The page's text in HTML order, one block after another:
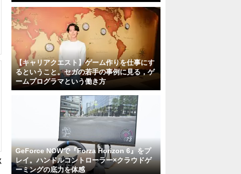
【キャリアクエスト】ゲーム作りを仕事にす
るということ。セガの若手の事例に見る，ゲ
ームプログラマという働き方
GeForce NOWで『Forza Horizon 6』をプ
レイ。ハンドルコントローラー×クラウドゲ
ーミングの底力を体感